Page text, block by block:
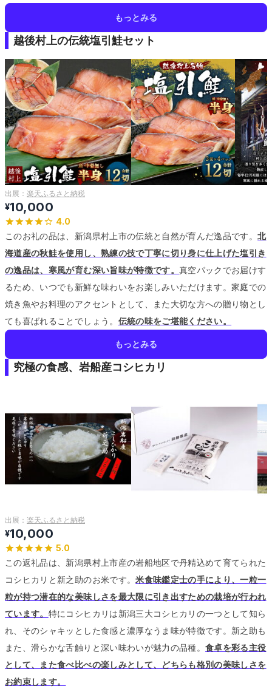
もっとみる
越後村上の伝統塩引鮭セット
出展： 楽天ふるさと納税
¥10,000
4.0
このお礼の品は、新潟県村上市の伝統と自然が育んだ逸品です。北
海道産の秋鮭を使用し、熟練の技で丁寧に切り身に仕上げた塩引き
の逸品は、寒風が育む深い旨味が特徴です。 真空パックでお届けす
るため、いつでも新鮮な味わいをお楽しみいただけます。家庭での
焼き魚やお料理のアクセントとして、また大切な方への贈り物とし
ても喜ばれることでしょう。 伝統の味をご堪能ください。
もっとみる
究極の食感、岩船産コシヒカリ
出展： 楽天ふるさと納税
¥10,000
5.0
この返礼品は、新潟県村上市産の岩船地区で丹精込めて育てられた
コシヒカリと新之助のお米です。米食味鑑定士の手により、一粒一
粒が持つ潜在的な美味しさを最大限に引き出すための栽培が行われ
ています。 特にコシヒカリは新潟三大コシヒカリの一つとして知ら
れ、そのシャキッとした食感と濃厚なうま味が特徴です。 新之助も
また、滑らかな舌触りと深い味わいが魅力の品種。食卓を彩る主役
として、また食べ比べの楽しみとして、どちらも格別の美味しさを
お約束します。